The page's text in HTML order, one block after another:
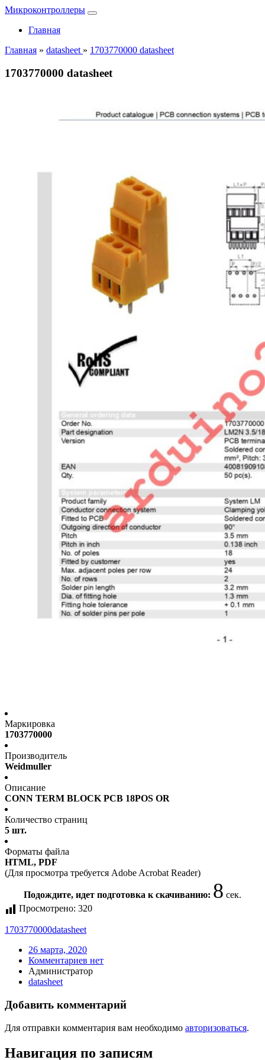
Микроконтроллеры
Главная
Главная » datasheet » 1703770000 datasheet
1703770000 datasheet
Маркировка
1703770000
Производитель
Weidmuller
Описание
CONN TERM BLOCK PCB 18POS OR
Количество страниц
5 шт.
Форматы файла
HTML, PDF
(Для просмотра требуется Adobe Acrobat Reader)
Подождите, идет подготовка к скачиванию: 8 сек.
Просмотрено: 320
1703770000datasheet
26 марта, 2020
Комментариев нет
Администратор
datasheet
Добавить комментарий
Для отправки комментария вам необходимо авторизоваться.
Навигация по записям